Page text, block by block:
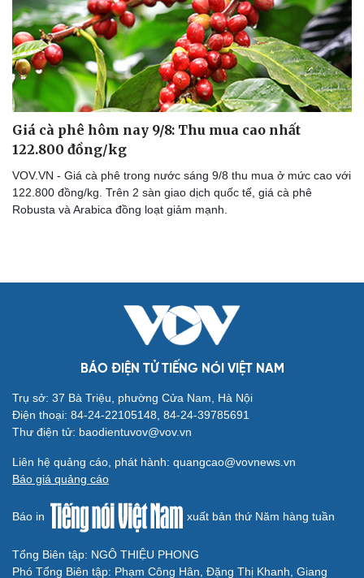
Giá cà phê hôm nay 9/8: Thu mua cao nhất
122.800 đồng/kg
VOV.VN - Giá cà phê trong nước sáng 9/8 thu mua ở mức cao với
122.800 đồng/kg. Trên 2 sàn giao dịch quốc tế, giá cà phê
Robusta và Arabica đồng loạt giảm mạnh.
BÁO ĐIỆN TỬ TIẾNG NÓI VIỆT NAM
Trụ sở: 37 Bà Triệu, phường Cửa Nam, Hà Nội
Điện thoại: 84-24-22105148, 84-24-39785691
Thư điện tử: baodientuvov@vov.vn
Liên hệ quảng cáo, phát hành: quangcao@vovnews.vn
Báo giá quảng cáo
Báo in xuất bản thứ Năm hàng tuần
Tổng Biên tập: NGÔ THIỆU PHONG
Phó Tổng Biên tập: Phạm Công Hân, Đặng Thị Khanh, Giang